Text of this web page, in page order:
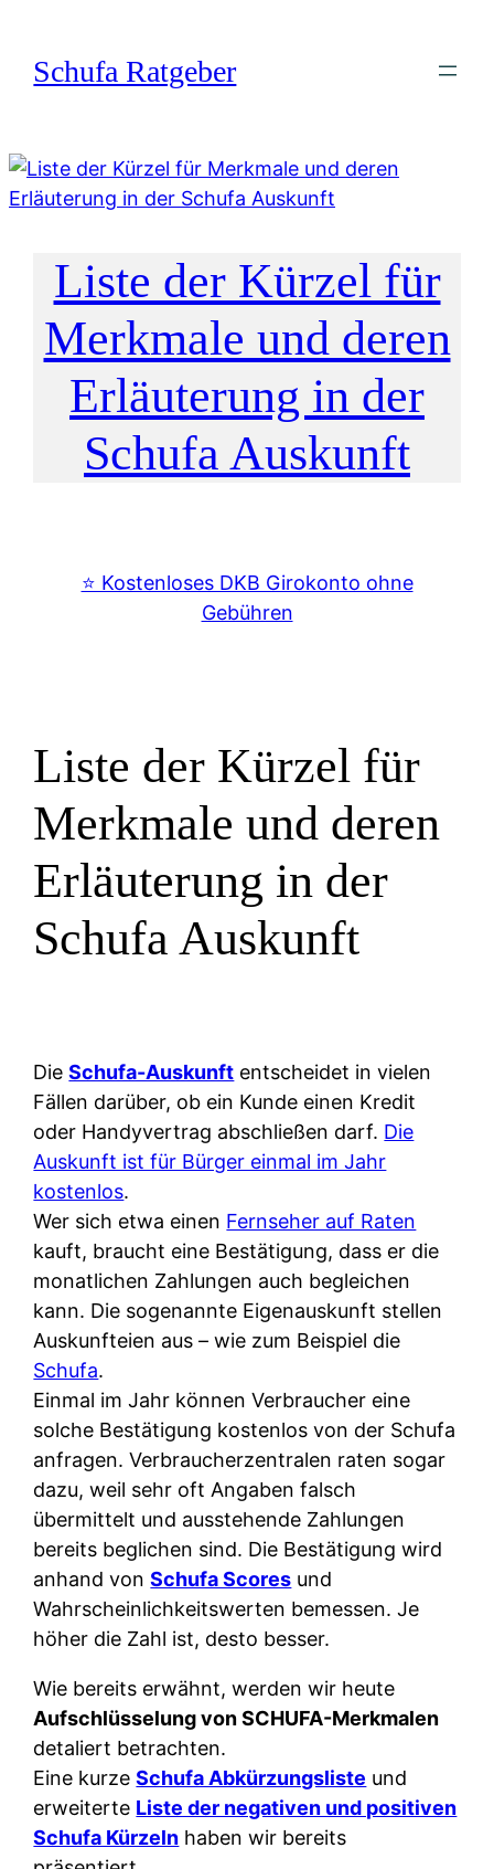
springen
Schufa Ratgeber
Liste der Kürzel für
Merkmale und deren
Erläuterung in der
Schufa Auskunft
⭐️ Kostenloses DKB Girokonto ohne
Gebühren
Liste der Kürzel für
Merkmale und deren
Erläuterung in der
Schufa Auskunft
DieSchufa-Auskunft entscheidet in vielen
Fällen darüber, ob ein Kunde einen Kredit
oder Handyvertrag abschließen darf. Die
Auskunft ist für Bürger einmal im Jahr
kostenlos.
Wer sich etwa einen Fernseher auf Raten
kauft, braucht eine Bestätigung, dass er die
monatlichen Zahlungen auch begleichen
kann. Die sogenannte Eigenauskunft stellen
Auskunfteien aus – wie zum Beispiel die
Schufa.
Einmal im Jahr können Verbraucher eine
solche Bestätigung kostenlos von der Schufa
anfragen. Verbraucherzentralen raten sogar
dazu, weil sehr oft Angaben falsch
übermittelt und ausstehende Zahlungen
bereits beglichen sind. Die Bestätigung wird
anhand vonSchufa Scores und
Wahrscheinlichkeitswerten bemessen. Je
höher die Zahl ist, desto besser.
Wie bereits erwähnt, werden wir heute
Aufschlüsselung von SCHUFA-Merkmalen
detaliert betrachten.
Eine kurzeSchufa Abkürzungsliste und
erweiterte Liste der negativen und positiven
Schufa Kürzeln haben wir bereits